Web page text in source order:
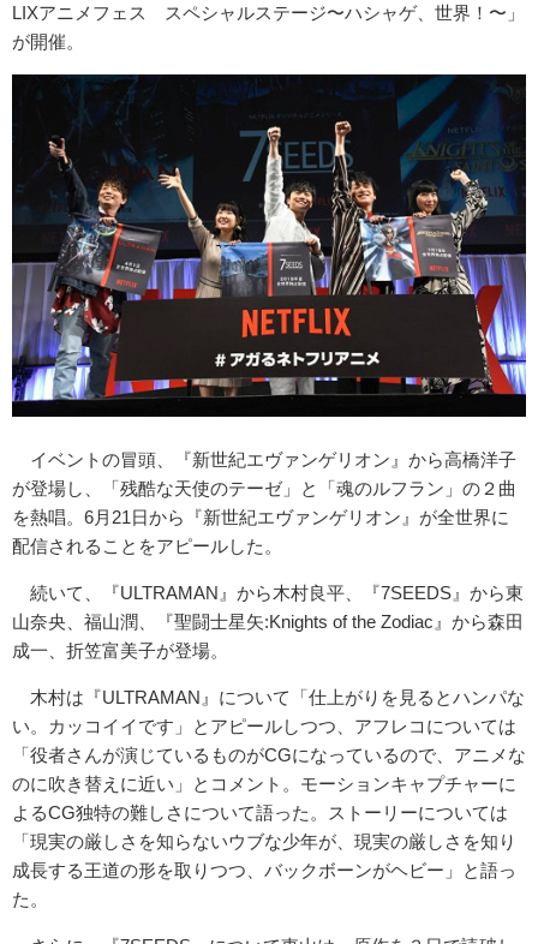
LIXアニメフェス スペシャルステージ〜ハシャゲ、世界！〜」
が開催。
イベントの冒頭、『新世紀エヴァンゲリオン』から高橋洋子
が登場し、「残酷な天使のテーゼ」と「魂のルフラン」の２曲
を熱唱。6月21日から『新世紀エヴァンゲリオン』が全世界に
配信されることをアピールした。
続いて、『ULTRAMAN』から木村良平、『7SEEDS』から東
山奈央、福山潤、『聖闘士星矢:Knights of the Zodiac』から森田
成一、折笠富美子が登場。
木村は『ULTRAMAN』について「仕上がりを見るとハンパな
い。カッコイイです」とアピールしつつ、アフレコについては
「役者さんが演じているものがCGになっているので、アニメな
のに吹き替えに近い」とコメント。モーションキャプチャーに
よるCG独特の難しさについて語った。ストーリーについては
「現実の厳しさを知らないウブな少年が、現実の厳しさを知り
成長する王道の形を取りつつ、バックボーンがヘビー」と語っ
た。